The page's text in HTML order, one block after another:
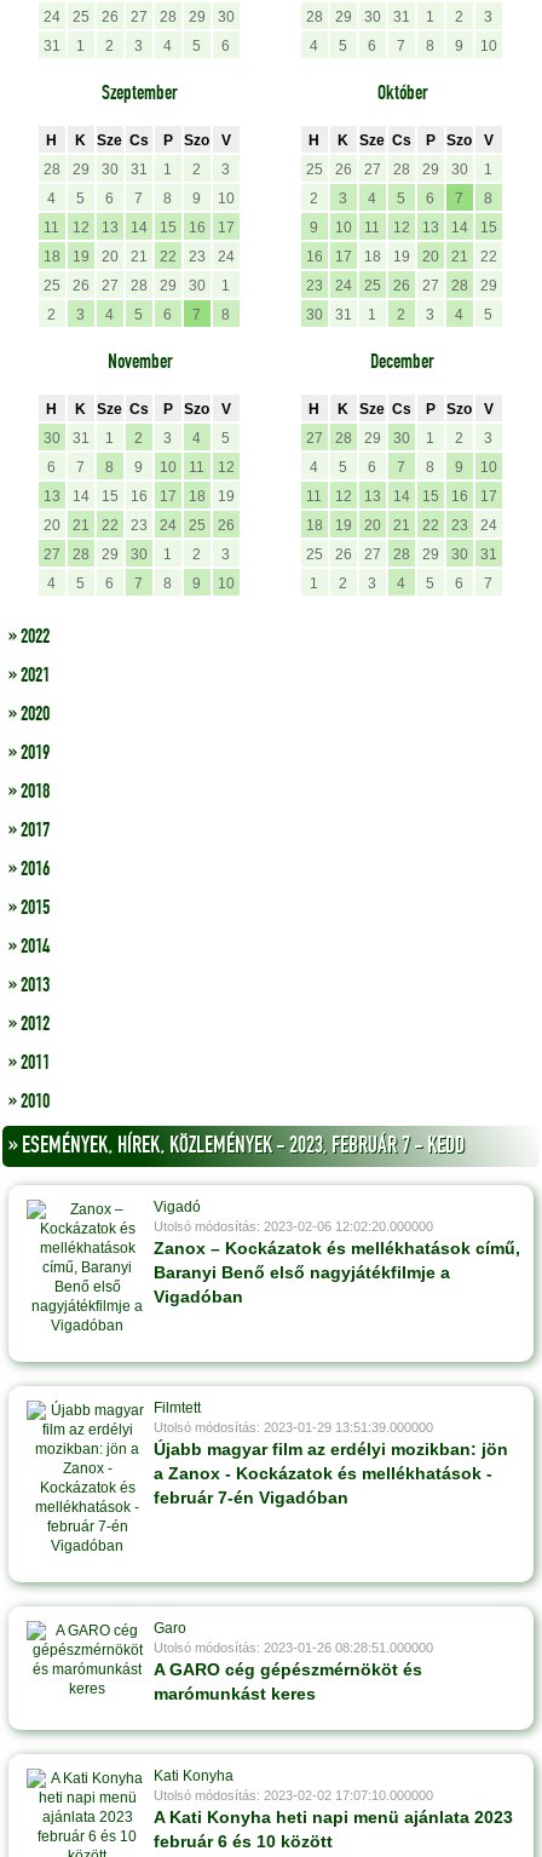
24
25 26 27 28 29
30
31
1 2 3 4 5 6
28
29 30 31 1 2
3
4
5 6 7 8 9 10
Szeptember
H K Sze Cs P Szo
V
28
29 30 31 1 2
3
4
5 6 7 8 9
10
11
12 13 14 15 16
17
18
19 20 21 22 23
24
25
26 27 28 29 30
1
2
3 4 5 6 7 8
Október
H K Sze Cs P Szo
V
25
26 27 28 29 30
1
2
3 4 5 6 7
8
9
10 11 12 13 14
15
16
17 18 19 20 21
22
23
24 25 26 27 28
29
30
31 1 2 3 4 5
November
H K Sze Cs P Szo
V
30
31 1 2 3 4
5
6
7 8 9 10 11
12
13
14 15 16 17 18
19
20
21 22 23 24 25
26
27
28 29 30 1 2
3
4
5 6 7 8 9 10
December
H K Sze Cs P Szo
V
27
28 29 30 1 2
3
4
5 6 7 8 9
10
11
12 13 14 15 16
17
18
19 20 21 22 23
24
25
26 27 28 29 30
31
1
2 3 4 5 6 7
» 2022
» 2021
» 2020
» 2019
» 2018
» 2017
» 2016
» 2015
» 2014
» 2013
» 2012
» 2011
» 2010
» ESEMÉNYEK, HÍREK, KÖZLEMÉNYEK - 2023, FEBRUÁR 7 - KEDD
Vigadó
Utolsó módosítás: 2023-02-06 12:02:20.000000
Zanox – Kockázatok és mellékhatások című,
Baranyi Benő első nagyjátékfilmje a
Vigadóban
Filmtett
Utolsó módosítás: 2023-01-29 13:51:39.000000
Újabb magyar film az erdélyi mozikban: jön
a Zanox - Kockázatok és mellékhatások -
február 7-én Vigadóban
Garo
Utolsó módosítás: 2023-01-26 08:28:51.000000
A GARO cég gépészmérnököt és
marómunkást keres
Kati Konyha
Utolsó módosítás: 2023-02-02 17:07:10.000000
A Kati Konyha heti napi menü ajánlata 2023
február 6 és 10 között